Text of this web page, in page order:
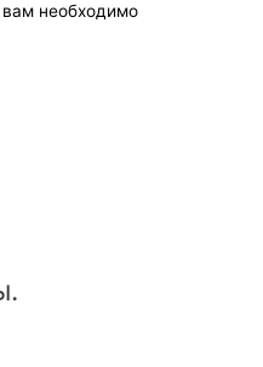
необходимо